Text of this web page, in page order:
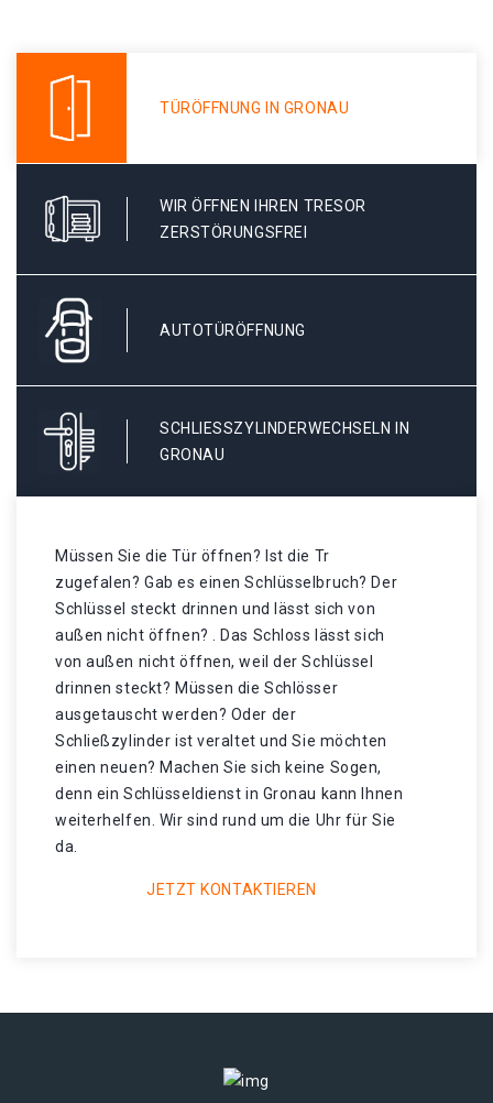
TÜRÖFFNUNG IN GRONAU
WIR ÖFFNEN IHREN TRESOR
ZERSTÖRUNGSFREI
AUTOTÜRÖFFNUNG
SCHLIESSZYLINDERWECHSELN IN G
RONAU
Müssen Sie die Tür öffnen? Ist die Tr
zugefalen? Gab es einen Schlüsselbruch? Der
Schlüssel steckt drinnen und lässt sich von
außen nicht öffnen? . Das Schloss lässt sich
von außen nicht öffnen, weil der Schlüssel
drinnen steckt? Müssen die Schlösser
ausgetauscht werden? Oder der
Schließzylinder ist veraltet und Sie möchten
einen neuen? Machen Sie sich keine Sogen,
denn ein Schlüsseldienst in Gronau kann Ihnen
weiterhelfen. Wir sind rund um die Uhr für Sie
da.
JETZT KONTAKTIEREN